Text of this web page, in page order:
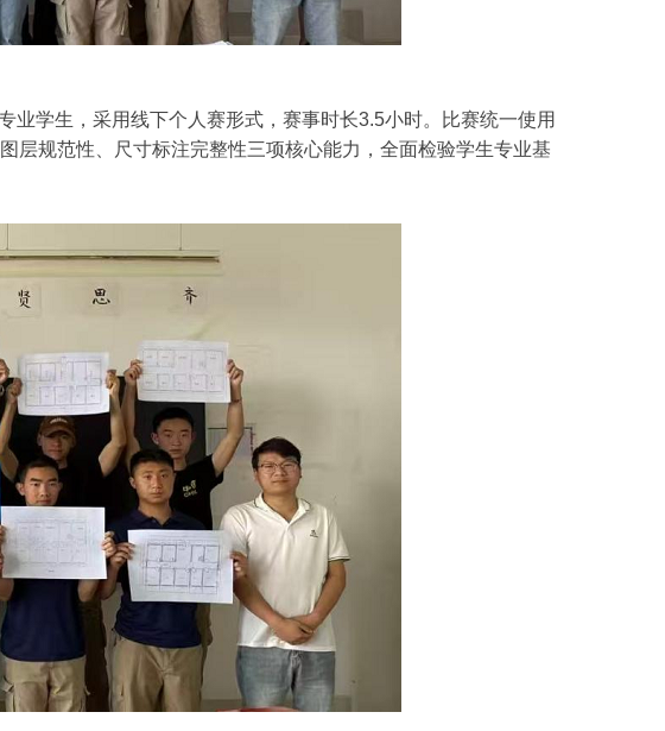
学生，采用线下个人赛形式，赛事时长3.5小时。比赛统一使用
层规范性、尺寸标注完整性三项核心能力，全面检验学生专业基